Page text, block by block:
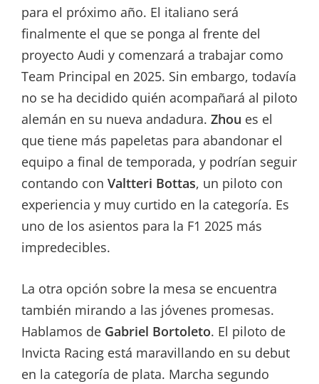
para el próximo año. El italiano será
finalmente el que se ponga al frente del
proyecto Audi y comenzará a trabajar como
Team Principal en 2025. Sin embargo, todavía
no se ha decidido quién acompañará al piloto
alemán en su nueva andadura. Zhou es el
que tiene más papeletas para abandonar el
equipo a final de temporada, y podrían seguir
contando con Valtteri Bottas, un piloto con
experiencia y muy curtido en la categoría. Es
uno de los asientos para la F1 2025 más
impredecibles.
La otra opción sobre la mesa se encuentra
también mirando a las jóvenes promesas.
Hablamos de Gabriel Bortoleto. El piloto de
Invicta Racing está maravillando en su debut
en la categoría de plata. Marcha segundo